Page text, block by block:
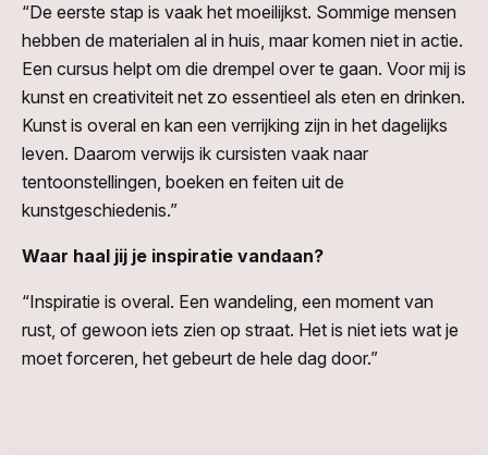
“De eerste stap is vaak het moeilijkst. Sommige mensen
hebben de materialen al in huis, maar komen niet in actie.
Een cursus helpt om die drempel over te gaan. Voor mij is
kunst en creativiteit net zo essentieel als eten en drinken.
Kunst is overal en kan een verrijking zijn in het dagelijks
leven. Daarom verwijs ik cursisten vaak naar
tentoonstellingen, boeken en feiten uit de
kunstgeschiedenis.”
Waar haal jij je inspiratie vandaan?
“Inspiratie is overal. Een wandeling, een moment van
rust, of gewoon iets zien op straat. Het is niet iets wat je
moet forceren, het gebeurt de hele dag door.”